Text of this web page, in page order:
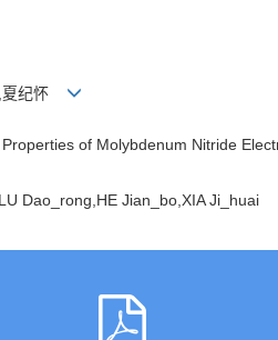
,夏纪怀
of Molybdenum Nitride
Dao_rong,HE Jian_bo,XIA Ji_huai